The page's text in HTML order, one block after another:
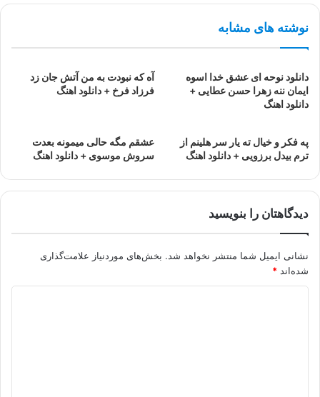
نوشته های مشابه
دانلود نوحه ای عشق خدا اسوه
ایمان ننه زهرا حسن عطایی +
دانلود اهنگ
آه که نبودت به من آتش جان زد
فرزاد فرخ + دانلود اهنگ
په فکر و خیال ته یار سر هلینم از
ترم بیدل برزویی + دانلود اهنگ
عشقم مگه حالی میمونه بعد‌ت
سروش موسوی + دانلود اهنگ
دیدگاهتان را بنویسید
نشانی ایمیل شما منتشر نخواهد شد. بخش‌های موردنیاز علامت‌گذاری
شده‌اند *